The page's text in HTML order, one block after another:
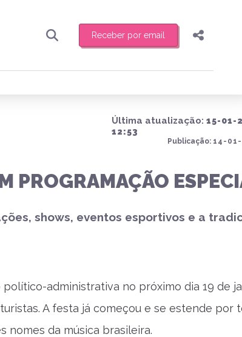
Receber por email
sexta-feira de manhã o resumo
Compartilhar
Enviar por Whatsapp
Publicar no X
Última atualização: 15-01-
12:53
Publicação: 14-
PROGRAMAÇÃO
shows, eventos esportivos e a
administrativa no próximo dia 19 de
A festa já começou e se estende por
nomes da música brasileira.